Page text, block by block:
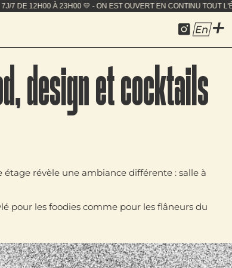
En
design et cocktails
révèle une ambiance différente : salle à
pour les foodies comme pour les flâneurs du